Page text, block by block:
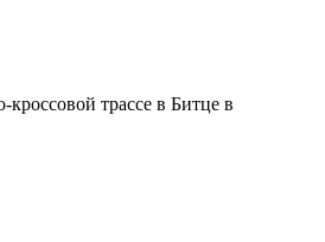
трассе в Битце в